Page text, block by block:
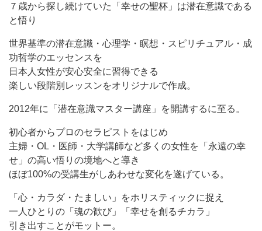
７歳から探し続けていた「幸せの聖杯」は潜在意識である
と悟り
世界基準の潜在意識・心理学・瞑想・スピリチュアル・成
功哲学のエッセンスを
日本人女性が安心安全に習得できる
楽しい段階別レッスンをオリジナルで作成。
2012年に「潜在意識マスター講座」を開講するに至る。
初心者からプロのセラピストをはじめ
主婦・OL・医師・大学講師など多くの女性を「永遠の幸
せ」の高い悟りの境地へと導き
ほぼ100%の受講生がしあわせな変化を遂げている。
「心・カラダ・たましい」をホリスティックに捉え
一人ひとりの「魂の歓び」「幸せを創るチカラ」
引き出すことがモットー。